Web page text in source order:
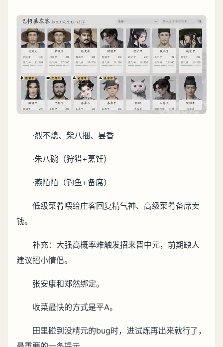
·烈不熄、柴八捆、昙香
·朱八碗（狩猎+烹饪）
·燕陌陌（钓鱼+备席）
低级菜肴喂给庄客回复精气神、高级菜肴备席卖
钱。
补充：大强高概率难触发招来晋中元，前期缺人
建议招小情侣。
张安康和郑然绑定。
收菜最快的方式是平A。
田里碰到没精元的bug时，进试炼再出来就行了，